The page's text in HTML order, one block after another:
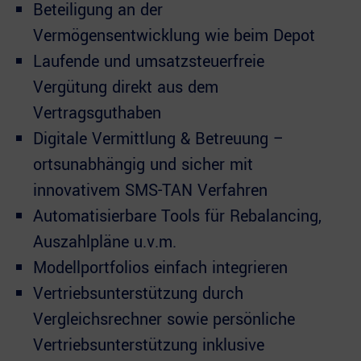
Beteiligung an der
Vermögensentwicklung wie beim Depot
Laufende und umsatzsteuerfreie
Vergütung direkt aus dem
Vertragsguthaben
Digitale Vermittlung & Betreuung –
ortsunabhängig und sicher mit
innovativem SMS-TAN Verfahren
Automatisierbare Tools für Rebalancing,
Auszahlpläne u.v.m.
Modellportfolios einfach integrieren
Vertriebsunterstützung durch
Vergleichsrechner sowie persönliche
Vertriebsunterstützung inklusive